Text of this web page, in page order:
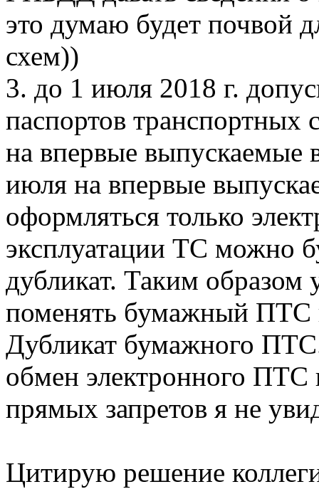
это думаю будет почвой
схем))
3. до 1 июля 2018 г.
паспортов транспортных
на впервые выпускаемые
июля на впервые
оформляться только
эксплуатации ТС можно
дубликат. Таким образом
поменять бумажный ПТС
Дубликат бумажного
обмен электронного
прямых запретов я не
Цитирую решение